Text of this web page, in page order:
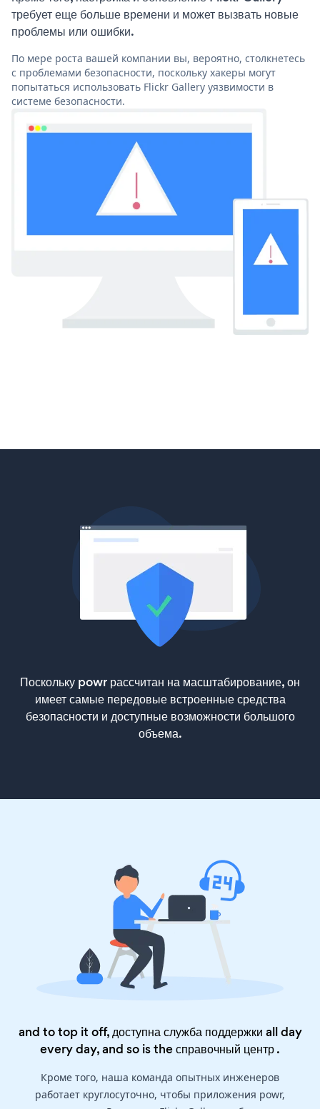
требует еще больше времени и может вызвать новые
проблемы или ошибки.
По мере роста вашей компании вы, вероятно, столкнетесь
с проблемами безопасности, поскольку хакеры могут
попытаться использовать Flickr Gallery уязвимости в
системе безопасности.
Поскольку powr рассчитан на масштабирование, он
имеет самые передовые встроенные средства
безопасности и доступные возможности большого
объема.
and to top it off, доступна служба поддержки all day
every day, and so is theсправочный центр.
Кроме того, наша команда опытных инженеров
работает круглосуточно, чтобы приложения powr,